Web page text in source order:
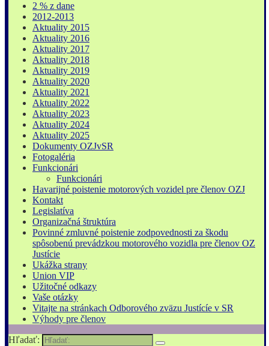
2 % z dane
2012-2013
Aktuality 2015
Aktuality 2016
Aktuality 2017
Aktuality 2018
Aktuality 2019
Aktuality 2020
Aktuality 2021
Aktuality 2022
Aktuality 2023
Aktuality 2024
Aktuality 2025
Dokumenty OZJvSR
Fotogaléria
Funkcionári
Funkcionári
Havarijné poistenie motorových vozidel pre členov OZJ
Kontakt
Legislatíva
Organizačná štruktúra
Povinné zmluvné poistenie zodpovednosti za škodu
spôsobenú prevádzkou motorového vozidla pre členov OZ
Justície
Ukážka strany
Union VIP
Užitočné odkazy
Vaše otázky
Vitajte na stránkach Odborového zväzu Justícíe v SR
Výhody pre členov
Hľadať: